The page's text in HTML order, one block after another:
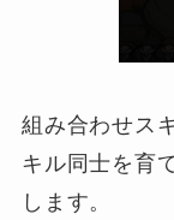
組み合わせス
キル同士を育
します。